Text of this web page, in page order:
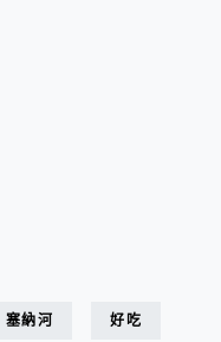
塞納河 好吃